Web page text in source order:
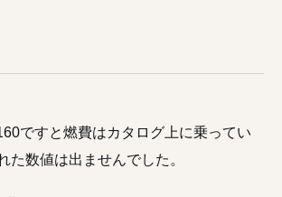
ですと燃費はカタログ上に乗ってい
た数値は出ませんでした。